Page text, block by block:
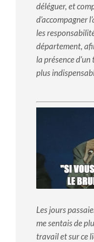
déléguer, et
d’accompagner
les
département,
la présence
plus
Les jours
me sentais de
travail et sur ce